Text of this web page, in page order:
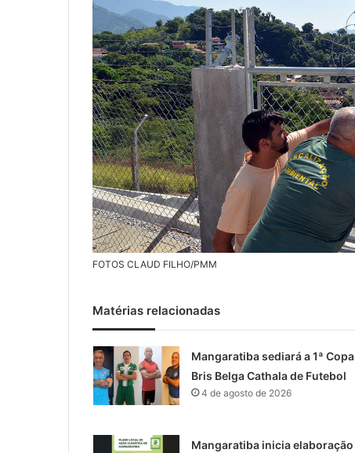
FOTOS CLAUD FILHO/PMM
Matérias relacionadas
Mangaratiba sediará a 1ª Copa
Bris Belga Cathala de Futebol
4 de agosto de 2026
Mangaratiba inicia elaboração